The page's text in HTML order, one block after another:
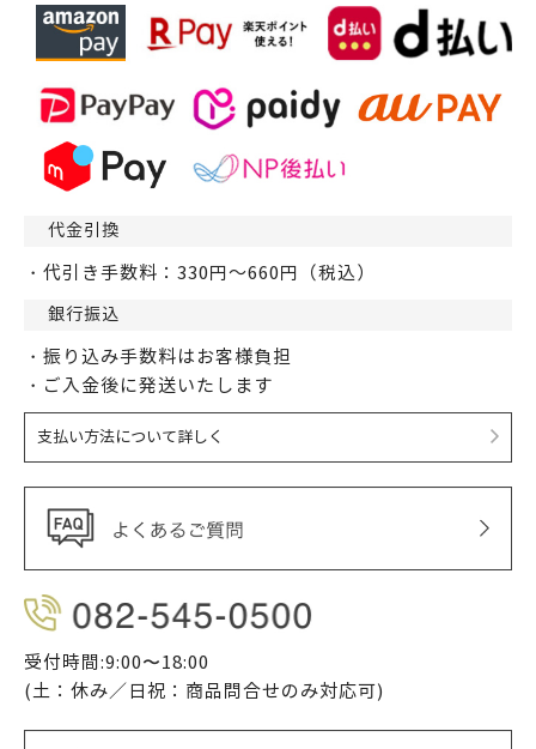
代金引換
・代引き手数料：330円～660円（税込）
銀行振込
・振り込み手数料はお客様負担
・ご入金後に発送いたします
支払い方法について詳しく
受付時間:9:00〜18:00
(土：休み／日祝：商品問合せのみ対応可)